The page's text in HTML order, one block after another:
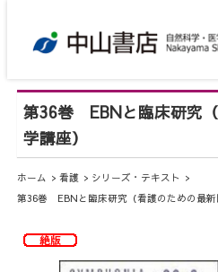
第36巻 EBNと臨床研究
学講座）
ホーム 看護
シリーズ・テキスト
第36巻 EBNと臨床研究（看護のための最新